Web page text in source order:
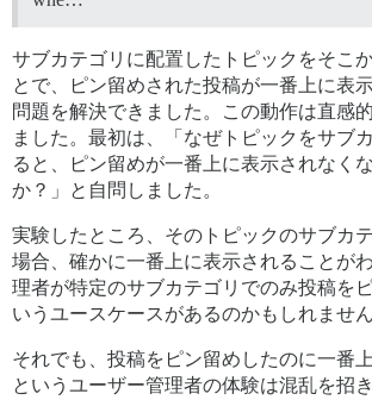
サブカテゴリに配置したトピックをそこ
とで、ピン留めされた投稿が一番上に表
問題を解決できました。この動作は直感
ました。最初は、「なぜトピックをサブ
ると、ピン留めが一番上に表示されなく
か？」と自問しました。
実験したところ、そのトピックのサブカ
場合、確かに一番上に表示されることが
理者が特定のサブカテゴリでのみ投稿を
いうユースケースがあるのかもしれません
それでも、投稿をピン留めしたのに一番
というユーザー管理者の体験は混乱を招き